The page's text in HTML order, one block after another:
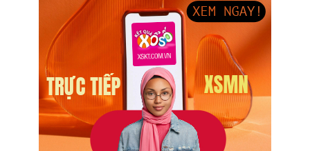
Chính sách quyền riêng tư
Liên hệ: mail.nguoinoitieng.tv@gmail.com